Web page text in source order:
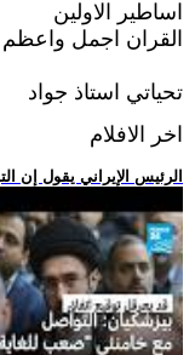
اساطير الاولين
القران اجمل
تحياتي استاذ جواد
اخر الافلام
.. الرئيس الإيراني يقول